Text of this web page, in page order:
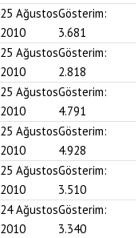
25 Ağustos
2010
Gösterim:
3.681
25 Ağustos
2010
Gösterim:
2.818
25 Ağustos
2010
Gösterim:
4.791
25 Ağustos
2010
Gösterim:
4.928
25 Ağustos
2010
Gösterim:
3.510
24 Ağustos
2010
Gösterim:
3.340